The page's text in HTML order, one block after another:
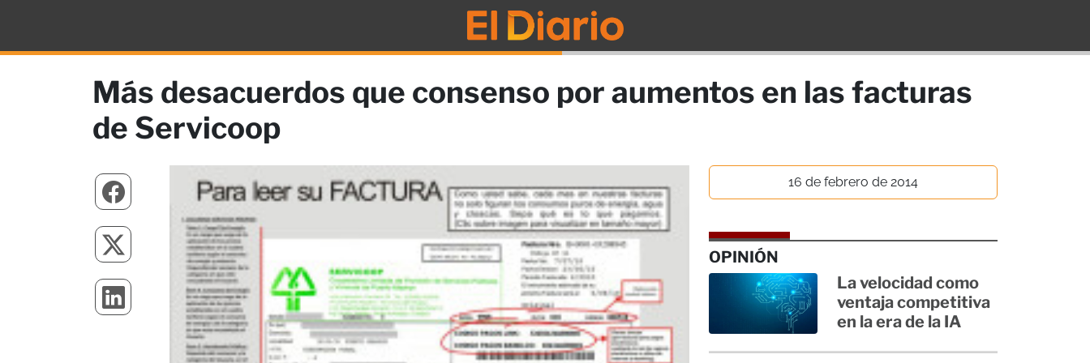
Más desacuerdos que consenso por aumentos en las facturas
de Servicoop
16 de febrero de 2014
OPINIÓN
La velocidad como
ventaja competitiva
en la era de la IA